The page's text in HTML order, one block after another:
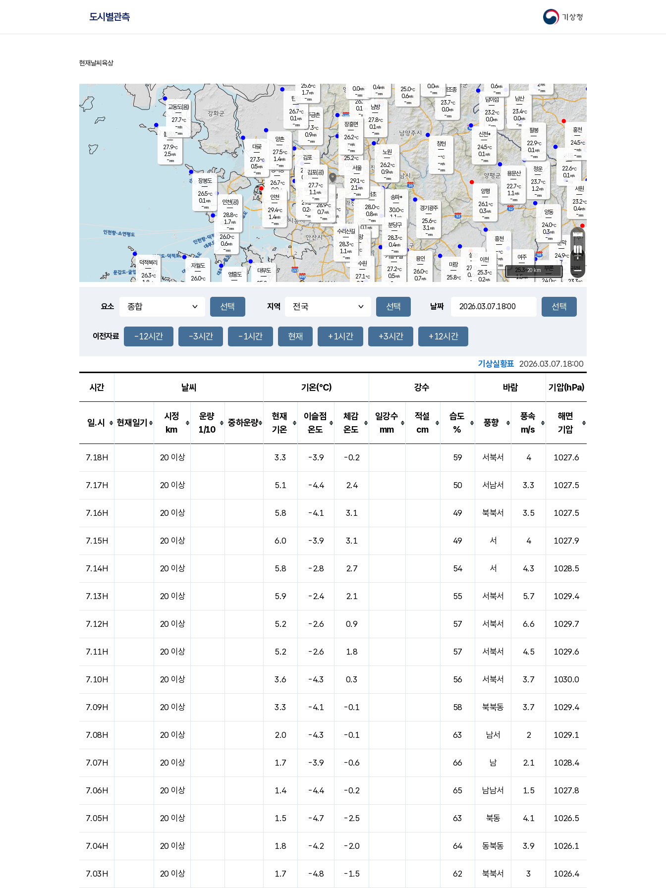
기상청
도시별관측
홈
현재날씨 육상
풍도
0.5m/s
문막
24.9℃
1.7m/s
mm
남이섬
23.2℃
0.0m/s
-mm
무의도
26.0℃
0.6m/s
-mm
영흥도
볼음도
27.9℃
2.5m/s
-mm
자월도
26.0℃
양주
26.2℃
0.1
-mm
부론
24.0℃
과천
25.6℃
0.1m/s
- mm
남산
23.4℃
0.0m/s
-mm
장봉도
26.5℃
0.1 m/s
-mm
-mm
청운
23.7℃
1.2m/s
-mm
팔봉
22.9℃
0.1 m/s
-mm
-mm
용인
26.0℃
0.7m/s
여주
25.3℃
1.5m/s
양동
24.0℃
0.3m/s
-mm
경기광주
25.6℃
3.1 m/s
-mm
장호원
0.6m/s
-mm
26.3
℃
대부도
25.2
-
경서동
26.7℃
0.0m/s
-mm
파주금촌
27.3℃
0.9m/s
-mm
가평조종
23.7℃
0.0m/s
-mm
25.0℃
0.6m/s
-mm
대곶
27.3℃
0.5m/s
-mm
신천*
24.5℃
0.1 m/s
-mm
창현
-℃
-m/s
-mm
탄현
26.7℃
0.1 m/s
-mm
0.0m/s
-mm
28.0℃
0.0m/s
-mm
흥천
-℃
-m/s
-mm
마장
25.8℃
의왕
- ℃
m/s
mm
김포
27.8℃
0.0 m/s
mm
설봉
27.0
0.6 m/s
- mm
광명
30.3 ℃
0.4 m/s
-mm
부천
29.1℃
0.2m/s
-mm
-mm
양촌
27.5℃
1.4m/s
-mm
구로
28.9℃
0.7m/s
-mm
은평
25.2℃
0.0 m/s
- mm
노원
26.2℃
0.9m/s
-mm
송파*
30.0℃
1.1 m/s
-mm
서초
28.0℃
0.8m/s
-mm
남방
27.8℃
0.1 m/s
-mm
기흥구갈
27.2℃
0.5m/s
-
수리산길
28.3℃
1.1 m/s
-mm
분당구
28.3℃
0.4m/s
-mm
장흥면
26.2℃
-m/s
-mm
0.0m/s
-mm
시동
22.6℃
0.1 m/s
- mm
귀래
23.3℃
서원
23.2℃
0.4m/s
-mm
용문산
22.7℃
1.1 m/s
-mm
덕적북리
26.3℃
1.8 m/s
인천(공)
28.8℃
1.7m/s
-mm
김포(공)
27.7℃
1.1 m/s
-mm
교동도(음)
27.7℃
-m/s
-mm
홍천
24.5℃
-m/s
-mm
이천
25.3℃
0.2m/s
양평
26.1℃
0.3m/s
-mm
수원
27.1℃
0.3 m/s
인천
29.4℃
1.4m/s
-mm
서울
29.1℃
2.1 m/s
-mm
2m/s
-mm
25.6℃
1.7m/s
-mm
0.4m/s
-mm
+
−
20 km
요소 지역 날짜
이전자료 -12시간 -3시간 -1시간 현재 +1시간 +3시간 +12시간
기상실황표 2026.03.07.18:00
시간 날씨 기온(℃) 강수 바람 기압(hPa)
일.시 현재일기
시정
km
운량
1/10
중하운량
현재
기온
이슬점
온도
체감
온도
일강수
mm
적설
cm
습도
%
풍향
풍속
m/s
해면
기압
7.18H 20 이상 3.3 -3.9 -0.2 59 서북서 4 1027.6
7.17H 20 이상 5.1 -4.4 2.4 50 서남서 3.3 1027.5
7.16H 20 이상 5.8 -4.1 3.1 49 북북서 3.5 1027.5
7.15H 20 이상 6.0 -3.9 3.1 49 서 4 1027.9
7.14H 20 이상 5.8 -2.8 2.7 54 서 4.3 1028.5
7.13H 20 이상 5.9 -2.4 2.1 55 서북서 5.7 1029.4
7.12H 20 이상 5.2 -2.6 0.9 57 서북서 6.6 1029.7
7.11H 20 이상 5.2 -2.6 1.8 57 서북서 4.5 1029.6
7.10H 20 이상 3.6 -4.3 0.3 56 서북서 3.7 1030.0
7.09H 20 이상 3.3 -4.1 -0.1 58 북북동 3.7 1029.4
7.08H 20 이상 2.0 -4.3 -0.1 63 남서 2 1029.1
7.07H 20 이상 1.7 -3.9 -0.6 66 남 2.1 1028.4
7.06H 20 이상 1.4 -4.4 -0.2 65 남남서 1.5 1027.8
7.05H 20 이상 1.5 -4.7 -2.5 63 북동 4.1 1026.5
7.04H 20 이상 1.8 -4.2 -2.0 64 동북동 3.9 1026.1
7.03H 20 이상 1.7 -4.8 -1.5 62 북북서 3 1026.4